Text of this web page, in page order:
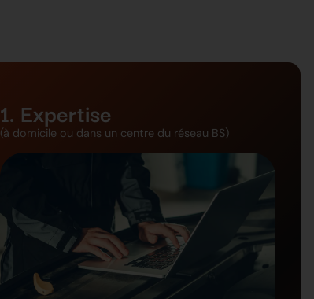
1. Expertise
(à domicile ou dans un centre du réseau BS)